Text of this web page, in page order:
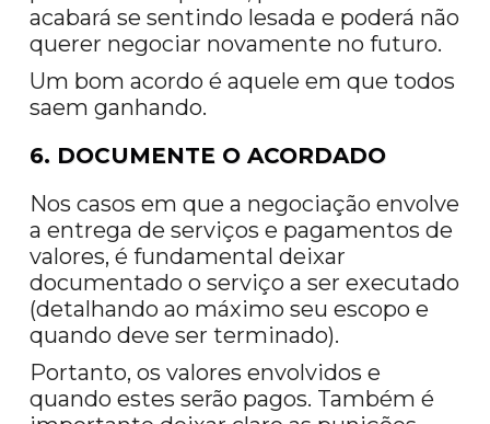
acabará se sentindo lesada e poderá não
querer negociar novamente no futuro.
Um bom acordo é aquele em que todos
saem ganhando.
6. DOCUMENTE O ACORDADO
Nos casos em que a negociação envolve
a entrega de serviços e pagamentos de
valores, é fundamental deixar
documentado o serviço a ser executado
(detalhando ao máximo seu escopo e
quando deve ser terminado).
Portanto, os valores envolvidos e
quando estes serão pagos. Também é